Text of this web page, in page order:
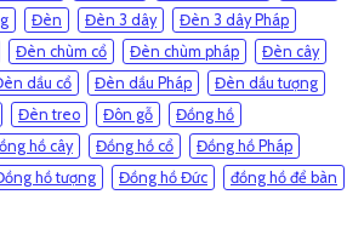
Đèn Đèn 3 dây
Đèn 3 dây Pháp
Đèn chùm cổ Đèn chùm pháp
Đèn cây
dầu cổ Đèn dầu Pháp
Đèn dầu tượng
Đèn treo Đôn gỗ
Đồng hồ
hồ cây Đồng hồ cổ
Đồng hồ Pháp
hồ tượng Đồng hồ Đức đồng hồ để bàn